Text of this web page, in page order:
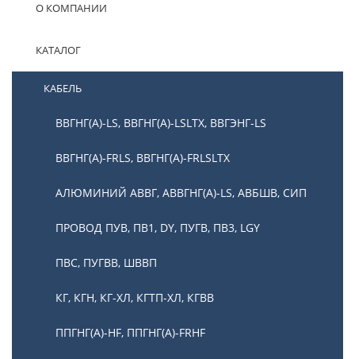
О КОМПАНИИ
КАТАЛОГ
КАБЕЛЬ
ВВГНГ(А)-LS, ВВГНГ(А)-LSLTX, ВВГЭНГ-LS
ВВГНГ(А)-FRLS, ВВГНГ(А)-FRLSLTX
АЛЮМИНИЙ АВВГ, АВВГНГ(А)-LS, АВБШВ, СИП
ПРОВОД ПУВ, ПВ1, DY, ПУГВ, ПВ3, LGY
ПВС, ПУГВВ, ШВВП
КГ, КГН, КГ-ХЛ, КГТП-ХЛ, КГВВ
ППГНГ(А)-HF, ППГНГ(А)-FRHF